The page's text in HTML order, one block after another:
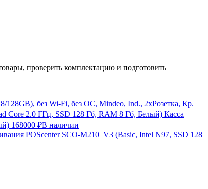
проверить комплектацию и подготовить
без Wi-Fi, без ОС, Mindeo, Ind., 2хРозетка, Кр.
Касса
168000 ₽В наличии
POScenter SCO-M210_V3 (Basic, Intel N97, SSD 128